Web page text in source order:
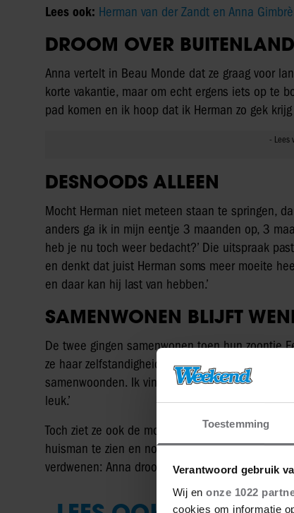
Toestemming
Verantwoord gebruik
Wij en onze 1022
cookies om informatie
Lees ook: Herman van der Zandt en Anna
DROOM OVER BUITENLAND
Anna vertelt in Beau Monde dat ze graag voor
korte vakantie, maar om echt ergens iets op te
pad komen en ik hoop dat ik Herman zo gek
DESNOODS ALLEEN
Mocht Herman niet meteen staan te springen,
anders ga ik in mijn eentje 3 maanden op, 3
heb je nu toch weer bedacht?’ Die uitspraak
en denkt dat juist Herman soms meer moeite
en daar kan hij last van hebben.’
SAMENWONEN BLIJFT
De twee gingen samenwonen toen hun zoontje
ze haar zelfstandigheid altijd erg belangrijk vond.
samenwoonden. Ik vind het fijn als we dingen
leuk.’
Toch ziet ze ook de mooie kanten van hun
huisman te zien en noemt het samenwonen
verdwenen: Anna droomt nog altijd van ruimte,